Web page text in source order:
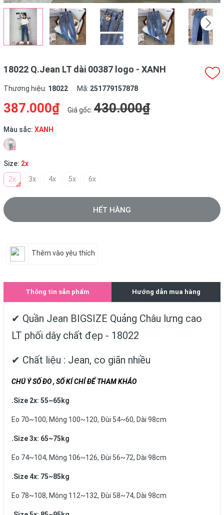
18022 Q.Jean LT dài 00387 logo - XANH
Thương hiệu: 18022 Mã: 251779157878
387.000₫ Giá gốc: 430.000₫
Màu sắc: XANH
Size: 2x
2x
3x 4x 5x 6x
HẾT HÀNG
Thêm vào yêu thích
Thông tin sản phẩm Hướng dẫn mua hàng
✔ Quần Jean BIGSIZE Quảng Châu lưng cao
LT phối dây chất đẹp - 18022
✔ Chất liệu : Jean, co giãn nhiều
CHÚ Ý SỐ ĐO , SỐ KÍ CHỈ ĐỂ THAM KHẢO
.Size 2x: 55~65kg
Eo 70~100, Mông 100~120, Đùi 54~60, Dài 98cm
.Size 3x: 65~75kg
Eo 74~104, Mông 106~126, Đùi 56~72, Dài 98cm
.Size 4x: 75~85kg
Eo 78~108, Mông 112~132, Đùi 58~74, Dài 98cm